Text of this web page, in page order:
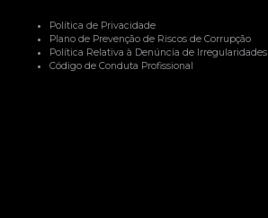
Política de Privacidade
Plano de Prevenção de Riscos de Corrupção
Política Relativa à Denúncia de Irregularidades
Código de Conduta Profissional